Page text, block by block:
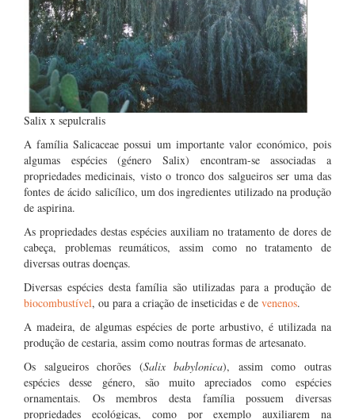
Salix x sepulcralis
A família Salicaceae possui um importante valor económico, pois
algumas espécies (género Salix) encontram-se associadas a
propriedades medicinais, visto o tronco dos salgueiros ser uma das
fontes de ácido salicílico, um dos ingredientes utilizado na produção
de aspirina.
As propriedades destas espécies auxiliam no tratamento de dores de
cabeça, problemas reumáticos, assim como no tratamento de
diversas outras doenças.
Diversas espécies desta família são utilizadas para a produção de
biocombustível, ou para a criação de inseticidas e de venenos.
A madeira, de algumas espécies de porte arbustivo, é utilizada na
produção de cestaria, assim como noutras formas de artesanato.
Os salgueiros chorões (Salix babylonica), assim como outras
espécies desse género, são muito apreciados como espécies
ornamentais. Os membros desta família possuem diversas
propriedades ecológicas, como por exemplo auxiliarem na